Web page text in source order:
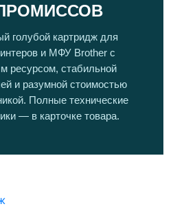
голубой картридж для
и МФУ Brother с
ресурсом, стабильной
и разумной стоимостью
Полные технические
— в карточке товара.